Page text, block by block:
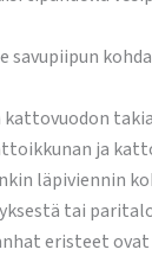
ja
läpiviennin
tai
eristeet